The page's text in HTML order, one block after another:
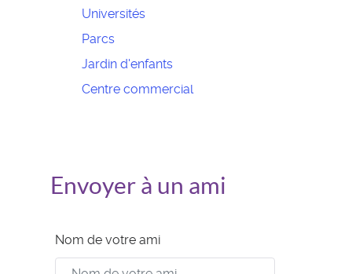
Universités
Parcs
Jardin d'enfants
Centre commercial
Envoyer à un ami
Nom de votre ami